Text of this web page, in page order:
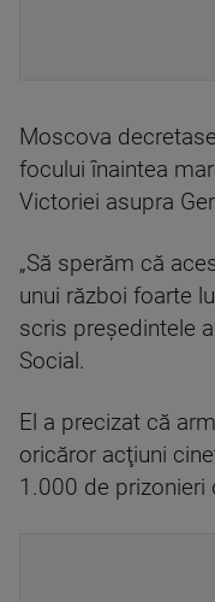
Moscova
focului înaintea
Victoriei asupra
„Să sperăm că
unui război foarte
scris preşedintele
Social.
El a precizat că
oricăror acţiuni
1.000 de prizonieri